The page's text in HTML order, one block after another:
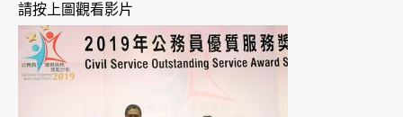
請按上圖觀看影片